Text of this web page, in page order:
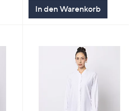
In den Warenkorb